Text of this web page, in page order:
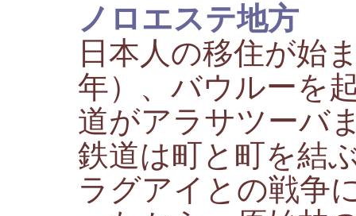
ノロエステ地方
日本人の移住が始
年）、バウルーを
道がアラサツーバ
鉄道は町と町を結
ラグアイとの戦争